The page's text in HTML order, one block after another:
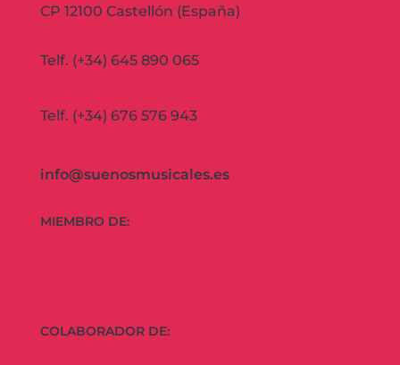
CP 12100 Castellón (España)
Telf. (+34) 645 890 065
Telf. (+34) 676 576 943
info@suenosmusicales.es
MIEMBRO DE:
COLABORADOR DE: